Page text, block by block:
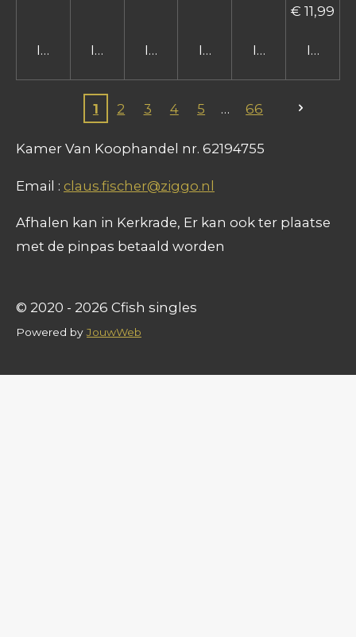
In winkelwagenIn winkelwagenIn winkelwagenIn winkelwagen
In
€ 11,99
In
1 2 3 4 5 66
Kamer Van Koophandel nr. 62194755
Email : claus.fischer@ziggo.nl
Afhalen kan in Kerkrade, Er kan ook ter plaatse
met de pinpas betaald worden
© 2020 - 2026 Cfish singles
Powered byJouwWeb